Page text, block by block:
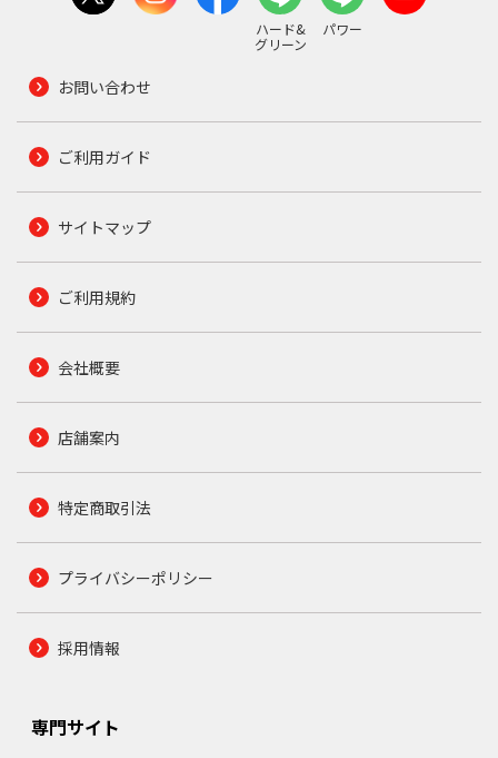
ハード&
グリーン
パワー
お問い合わせ
ご利用ガイド
サイトマップ
ご利用規約
会社概要
店舗案内
特定商取引法
プライバシーポリシー
採用情報
専門サイト